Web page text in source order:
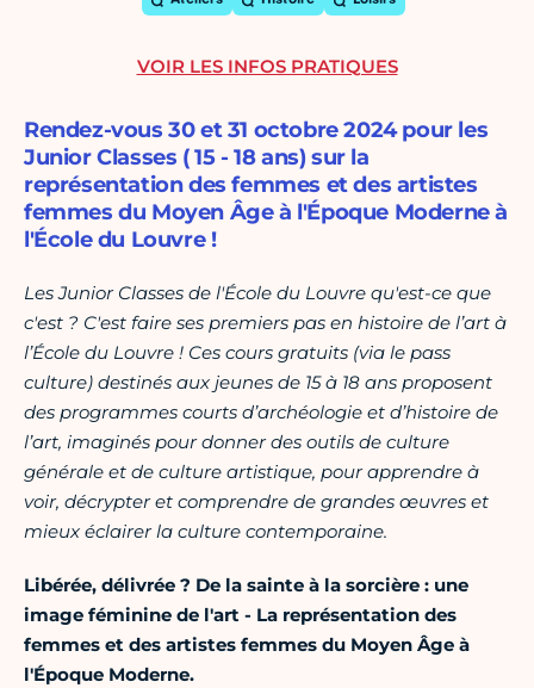
Rendez-vous 30 et 31 octobre 2024 pour les
Junior Classes ( 15 - 18 ans) sur la
représentation des femmes et des artistes
femmes du Moyen Âge à l'Époque Moderne à
l'École du Louvre !
Les Junior Classes de l'École du Louvre qu'est-ce que
c'est ? C'est faire ses premiers pas en histoire de l’art à
l’École du Louvre ! Ces cours gratuits (via le pass
culture) destinés aux jeunes de 15 à 18 ans proposent
des programmes courts d’archéologie et d’histoire de
l’art, imaginés pour donner des outils de culture
générale et de culture artistique, pour apprendre à
voir, décrypter et comprendre de grandes œuvres et
mieux éclairer la culture contemporaine.
Libérée, délivrée ? De la sainte à la sorcière : une
image féminine de l'art - La représentation des
femmes et des artistes femmes du Moyen Âge à
l'Époque Moderne.
VOIR LES INFOS PRATIQUES